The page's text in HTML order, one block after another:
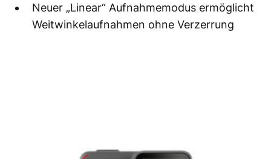
Neuer „Linear“ Aufnahmemodus ermöglicht
Weitwinkelaufnahmen ohne Verzerrung